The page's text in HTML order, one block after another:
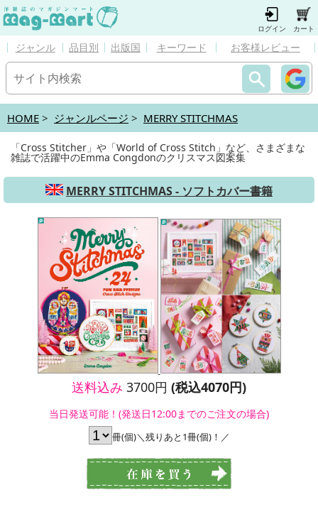
ログイン カート
ジャンル 品目別 出版国 キーワード お客様レビュー
HOME > ジャンルページ > MERRY STITCHMAS
「Cross Stitcher」や「World of Cross Stitch」など、さまざまな
雑誌で活躍中のEmma Congdonのクリスマス図案集
MERRY STITCHMAS - ソフトカバー書籍
送料込み 3700円 (税込4070円)
当日発送可能！(発送日12:00までのご注文の場合)
冊(個)＼残りあと1冊(個)！／